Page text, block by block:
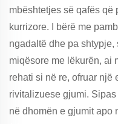
mbështetjes së qafës që
kurrizore. I bërë me
ngadaltë dhe pa
miqësore me lëkurën, ai
rehati si në re, ofruar një
rivitalizuese gjumi.
në dhomën e gjumit apo